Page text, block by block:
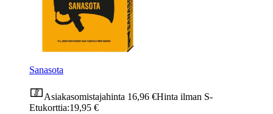
Sanasota
Asiakasomistajahinta 16,96 €Hinta ilman S-
Etukorttia:19,95 €